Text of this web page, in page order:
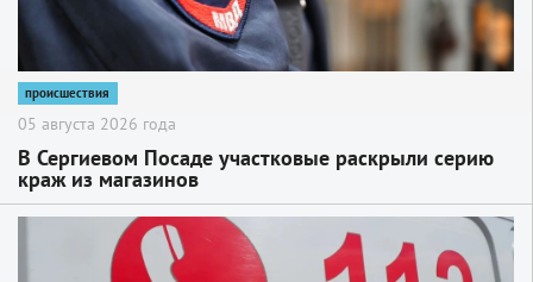
происшествия
05 августа 2026 года
В Сергиевом Посаде участковые раскрыли серию
краж из магазинов